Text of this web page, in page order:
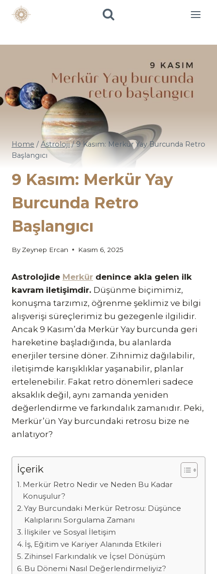
Skip
Home / Astroloji / 9 Kasım: Merkür Yay Burcunda Retro
Başlangıcı
9 Kasım: Merkür Yay
Burcunda Retro
Başlangıcı
By Zeynep Ercan Kasım 6, 2025
Astrolojide Merkür denince akla gelen ilk
kavram iletişimdir. Düşünme biçimimiz,
konuşma tarzımız, öğrenme şeklimiz ve bilgi
alışverişi süreçlerimiz bu gezegenle ilgilidir.
Ancak 9 Kasım’da Merkür Yay burcunda geri
hareketine başladığında, bu alanlarda
enerjiler tersine döner. Zihnimiz dağılabilir,
iletişimde karışıklıklar yaşanabilir, planlar
ertelenebilir. Fakat retro dönemleri sadece
aksaklık değil, aynı zamanda yeniden
değerlendirme ve farkındalık zamanıdır. Peki,
Merkür’ün Yay burcundaki retrosu bize ne
anlatıyor?
İçerik
Merkür Retro Nedir ve Neden Bu Kadar
Konuşulur?
Yay Burcundaki Merkür Retrosu: Düşünce
Kalıplarını Sorgulama Zamanı
İlişkiler ve Sosyal İletişim
İş, Eğitim ve Kariyer Alanında Etkileri
Zihinsel Farkındalık ve İçsel Dönüşüm
Bu Dönemi Nasıl Değerlendirmeliyiz?